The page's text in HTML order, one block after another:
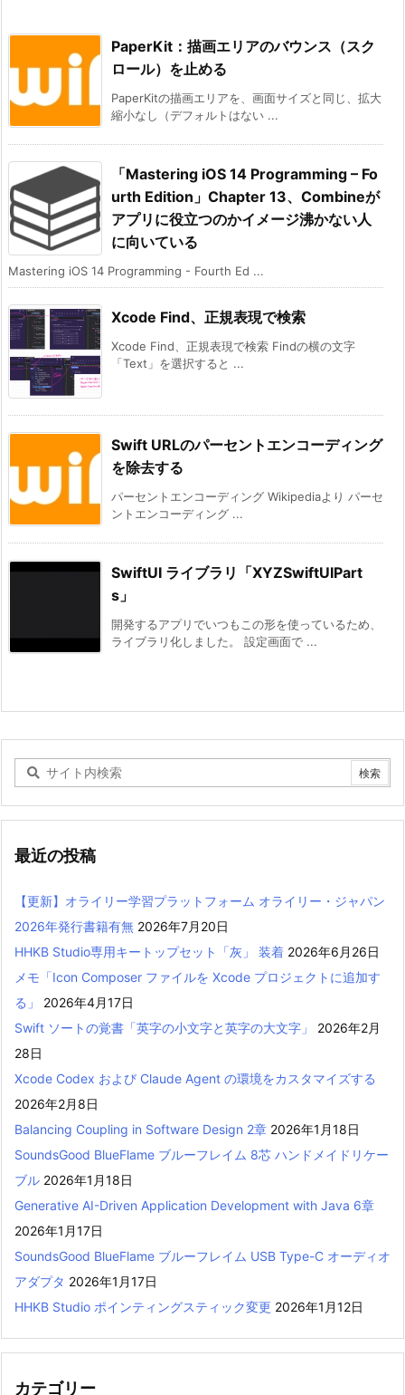
PaperKit：描画エリアのバウンス（スク
ロール）を止める
PaperKitの描画エリアを、画面サイズと同じ、拡大
縮小なし（デフォルトはない ...
「Mastering iOS 14 Programming – Fo
urth Edition」Chapter 13、Combineが
アプリに役立つのかイメージ沸かない人
に向いている
Mastering iOS 14 Programming - Fourth Ed ...
Xcode Find、正規表現で検索
Xcode Find、正規表現で検索 Findの横の文字
「Text」を選択すると ...
Swift URLのパーセントエンコーディング
を除去する
パーセントエンコーディング Wikipediaより パーセ
ントエンコーディング ...
SwiftUI ライブラリ「XYZSwiftUIPart
s」
開発するアプリでいつもこの形を使っているため、
ライブラリ化しました。 設定画面で ...
最近の投稿
【更新】オライリー学習プラットフォーム オライリー・ジャパン
2026年発行書籍有無 2026年7月20日
HHKB Studio専用キートップセット「灰」 装着 2026年6月26日
メモ「Icon Composer ファイルを Xcode プロジェクトに追加す
る」
2026年4月17日
Swift ソートの覚書「英字の小文字と英字の大文字」
2026年2月
28日
Xcode Codex および Claude Agent の環境をカスタマイズする
2026年2月8日
Balancing Coupling in Software Design 2章 2026年1月18日
SoundsGood BlueFlame ブルーフレイム 8芯 ハンドメイドリケー
ブル 2026年1月18日
Generative AI-Driven Application Development with Java 6章
2026年1月17日
SoundsGood BlueFlame ブルーフレイム USB Type-C オーディオ
アダプタ 2026年1月17日
HHKB Studio ポインティングスティック変更 2026年1月12日
カテゴリー